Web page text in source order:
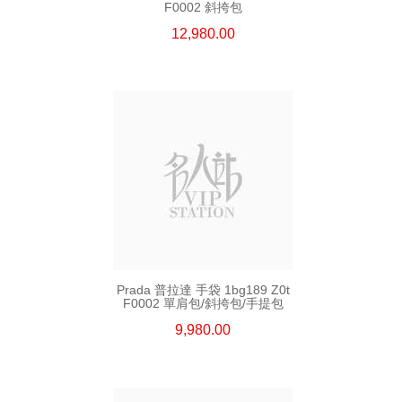
F0002 斜挎包
12,980.00
Prada 普拉達 手袋 1bg189 Z0t
F0002 單肩包/斜挎包/手提包
9,980.00